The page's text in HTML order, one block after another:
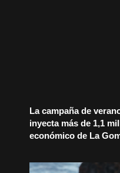
La campaña de
inyecta más de 1,1
económico de La